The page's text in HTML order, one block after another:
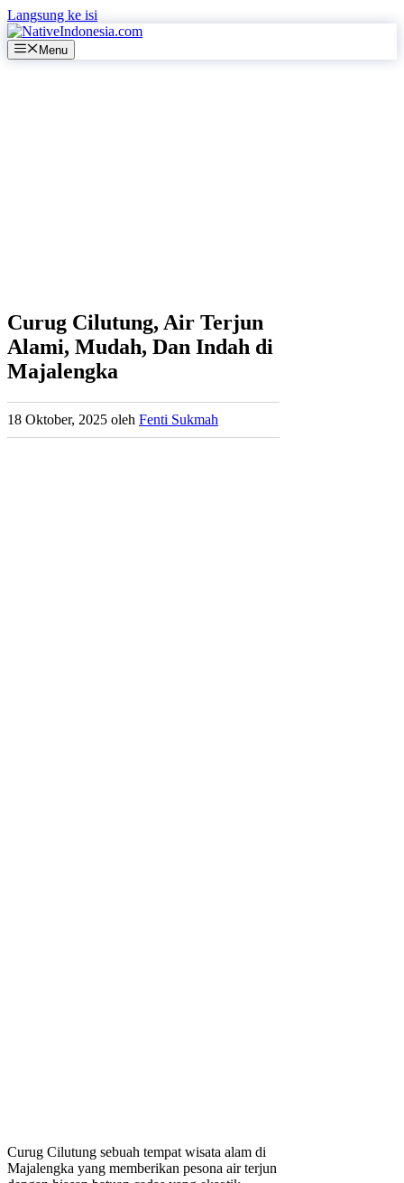
Langsung ke isi
Menu
Curug Cilutung, Air Terjun
Alami, Mudah, Dan Indah di
Majalengka
18 Oktober, 2025 oleh Fenti Sukmah
Curug Cilutung sebuah tempat wisata alam di
Majalengka yang memberikan pesona air terjun